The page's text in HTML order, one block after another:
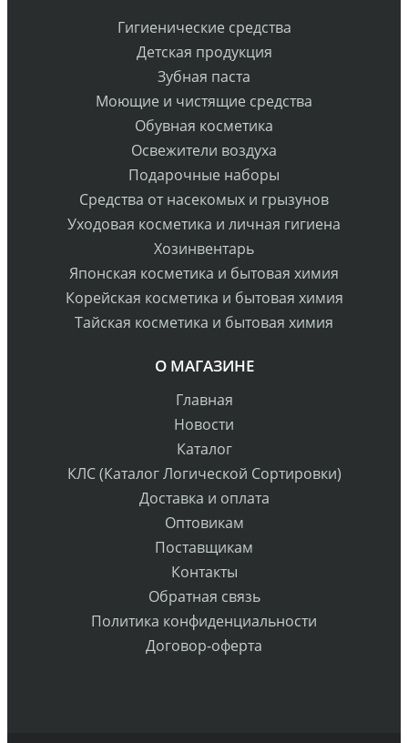
Гигиенические средства
Детская продукция
Зубная паста
Моющие и чистящие средства
Обувная косметика
Освежители воздуха
Подарочные наборы
Средства от насекомых и грызунов
Уходовая косметика и личная гигиена
Хозинвентарь
Японская косметика и бытовая химия
Корейская косметика и бытовая химия
Тайская косметика и бытовая химия
О МАГАЗИНЕ
Главная
Новости
Каталог
КЛС (Каталог Логической Сортировки)
Доставка и оплата
Оптовикам
Поставщикам
Контакты
Обратная связь
Политика конфиденциальности
Договор-оферта